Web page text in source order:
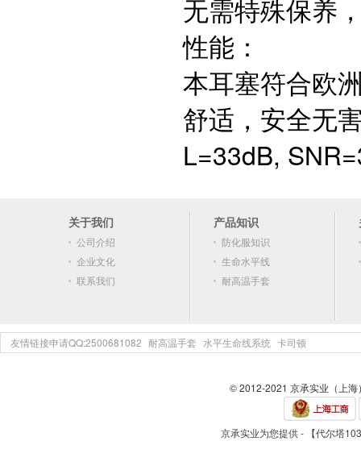
无需特殊保养
性能：
本耳塞符合欧
舒适，安全无
L=33dB,
关于我们
公司介绍
企业文化
联系我们
产品知识
防化服知识
生命水平线
耐高温手套
友情链接申请QQ:2500681082 耐高温手套 水平生命线系统 卡司顿
© 2012-2021 京承实业（上
京承实业为您提供 - 【代尔塔